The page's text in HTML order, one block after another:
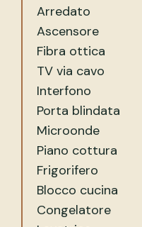
Arredato
Ascensore
Fibra ottica
TV via cavo
Interfono
Porta blindata
Microonde
Piano cottura
Frigorifero
Blocco cucina
Congelatore